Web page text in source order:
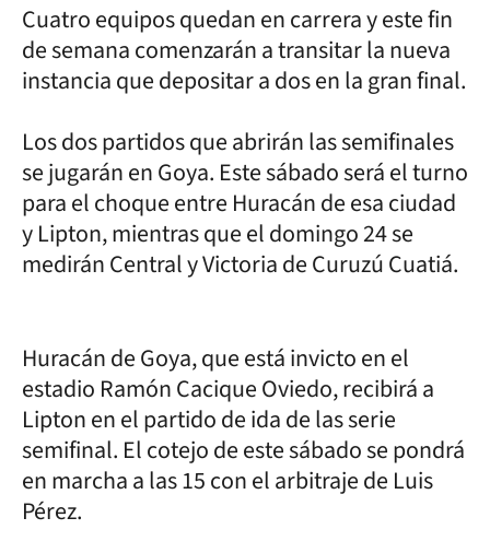
Cuatro equipos quedan en carrera y este fin
de semana comenzarán a transitar la nueva
instancia que depositar a dos en la gran final.
Los dos partidos que abrirán las semifinales
se jugarán en Goya. Este sábado será el turno
para el choque entre Huracán de esa ciudad
y Lipton, mientras que el domingo 24 se
medirán Central y Victoria de Curuzú Cuatiá.
Huracán de Goya, que está invicto en el
estadio Ramón Cacique Oviedo, recibirá a
Lipton en el partido de ida de las serie
semifinal. El cotejo de este sábado se pondrá
en marcha a las 15 con el arbitraje de Luis
Pérez.